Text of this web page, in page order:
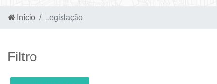
Início Legislação
Filtro